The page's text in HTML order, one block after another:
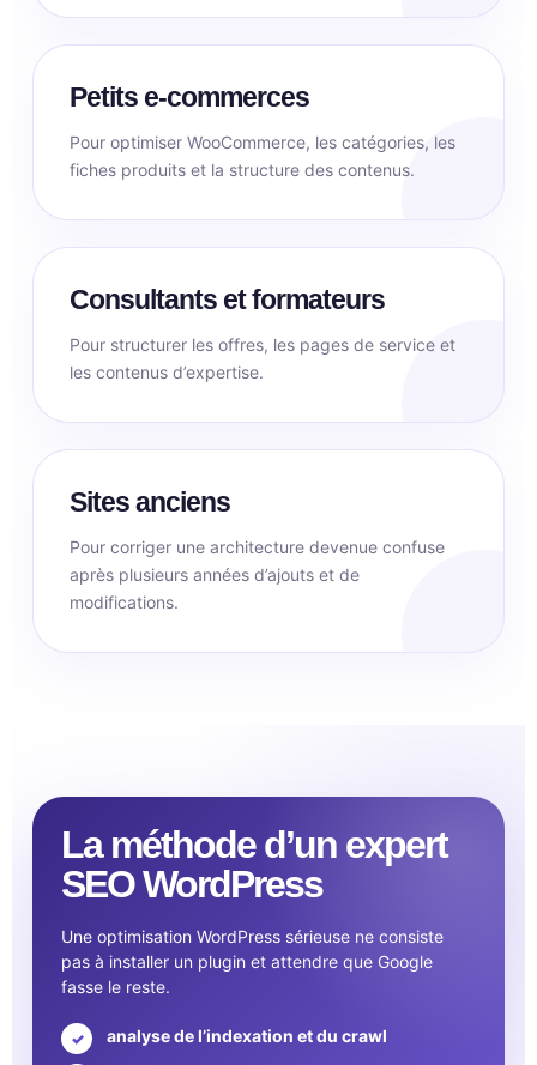
Petits e-commerces
Pour optimiser WooCommerce, les catégories, les
fiches produits et la structure des contenus.
Consultants et formateurs
Pour structurer les offres, les pages de service et
les contenus d’expertise.
Sites anciens
Pour corriger une architecture devenue confuse
après plusieurs années d’ajouts et de
modifications.
La méthode d’un expert
SEO WordPress
Une optimisation WordPress sérieuse ne consiste
pas à installer un plugin et attendre que Google
fasse le reste.
analyse de l’indexation et du crawl